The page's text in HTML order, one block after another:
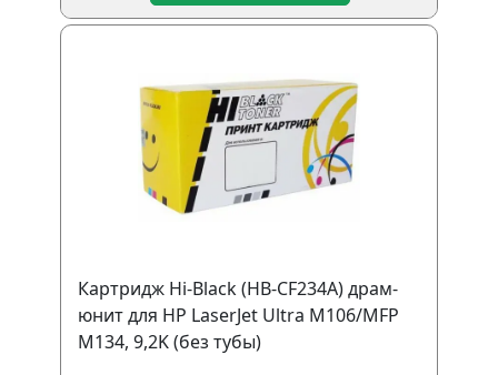
Картридж Hi-Black (HB-CF234A) драм-
юнит для HP LaserJet Ultra M106/MFP
M134, 9,2K (без тубы)